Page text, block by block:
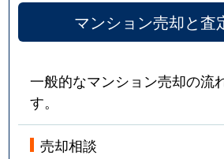
マンション売却と査
一般的なマンション売却の流
す。
売却相談